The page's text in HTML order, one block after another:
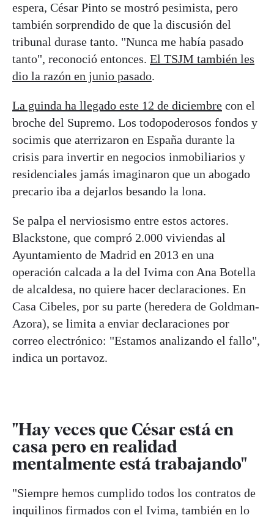
espera, César Pinto se mostró pesimista, pero
también sorprendido de que la discusión del
tribunal durase tanto. "Nunca me había pasado
tanto", reconoció entonces. El TSJM también les
dio la razón en junio pasado.
La guinda ha llegado este 12 de diciembre con el
broche del Supremo. Los todopoderosos fondos y
socimis que aterrizaron en España durante la
crisis para invertir en negocios inmobiliarios y
residenciales jamás imaginaron que un abogado
precario iba a dejarlos besando la lona.
Se palpa el nerviosismo entre estos actores.
Blackstone, que compró 2.000 viviendas al
Ayuntamiento de Madrid en 2013 en una
operación calcada a la del Ivima con Ana Botella
de alcaldesa, no quiere hacer declaraciones. En
Casa Cibeles, por su parte (heredera de Goldman-
Azora), se limita a enviar declaraciones por
correo electrónico: "Estamos analizando el fallo",
indica un portavoz.
"Hay veces que César está en
casa pero en realidad
mentalmente está trabajando"
"Siempre hemos cumplido todos los contratos de
inquilinos firmados con el Ivima, también en lo